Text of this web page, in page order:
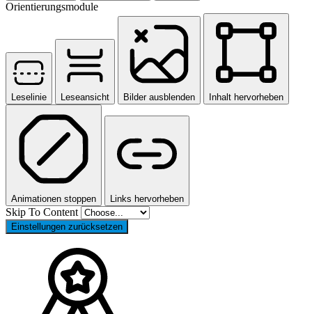
Orientierungsmodule
Leselinie Leseansicht Bilder ausblenden Inhalt hervorheben
Animationen stoppen Links hervorheben
Skip To Content
Einstellungen zurücksetzen